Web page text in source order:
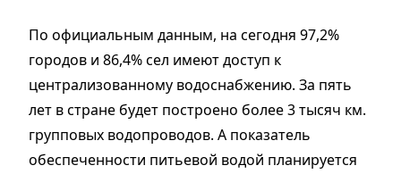
По официальным данным, на сегодня 97,2%
городов и 86,4% сел имеют доступ к
централизованному водоснабжению. За пять
лет в стране будет построено более 3 тысяч км.
групповых водопроводов. А показатель
обеспеченности питьевой водой планируется